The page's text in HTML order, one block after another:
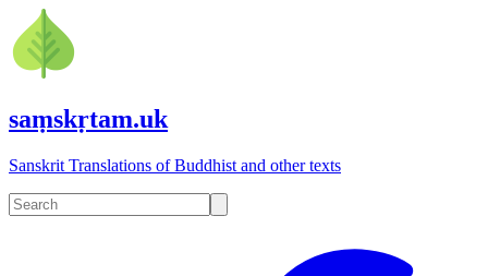
saṃskṛtam.uk
Sanskrit Translations of Buddhist and other texts